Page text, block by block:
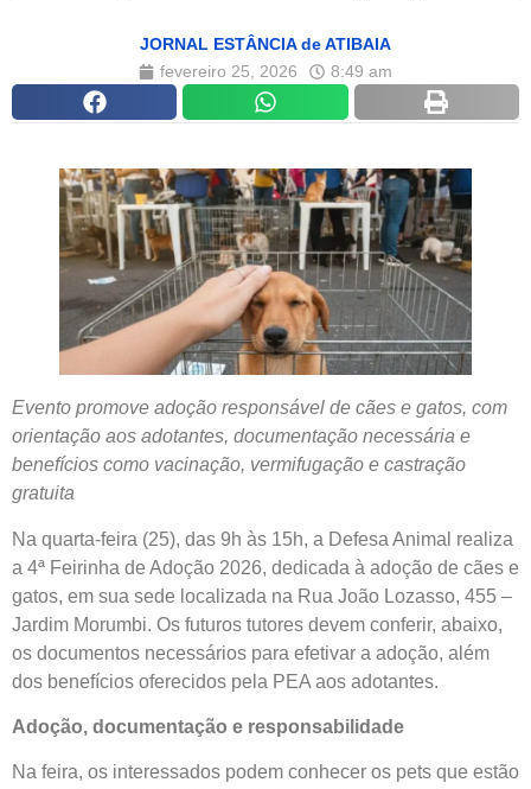
JORNAL ESTÂNCIA de ATIBAIA
fevereiro 25, 2026
8:49 am
Evento promove adoção responsável de cães e gatos, com
orientação aos adotantes, documentação necessária e
benefícios como vacinação, vermifugação e castração
gratuita
Na quarta-feira (25), das 9h às 15h, a Defesa Animal realiza
a 4ª Feirinha de Adoção 2026, dedicada à adoção de cães e
gatos, em sua sede localizada na Rua João Lozasso, 455 –
Jardim Morumbi. Os futuros tutores devem conferir, abaixo,
os documentos necessários para efetivar a adoção, além
dos benefícios oferecidos pela PEA aos adotantes.
Adoção, documentação e responsabilidade
Na feira, os interessados podem conhecer os pets que estão